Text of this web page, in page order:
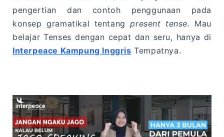
pengertian dan contoh penggunaan pada
konsep gramatikal tentangpresent tense. Mau
belajar Tenses dengan cepat dan seru, hanya di
Interpeace Kampung Inggris Tempatnya.